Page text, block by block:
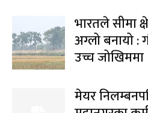
भारतले सीमा
अग्लो बनायो :
उच्च जोखिममा
मेयर